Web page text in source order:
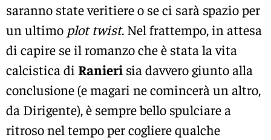
saranno state veritiere o se ci sarà spazio per
un ultimo plot twist. Nel frattempo, in attesa
di capire se il romanzo che è stata la vita
calcistica di Ranieri sia davvero giunto alla
conclusione (e magari ne comincerà un altro,
da Dirigente), è sempre bello spulciare a
ritroso nel tempo per cogliere qualche